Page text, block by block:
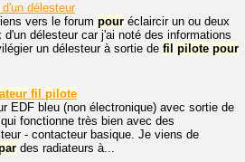
d'un délesteur
vers le forum pour éclaircir un ou deux
délesteur car j'ai noté des informations
un délesteur à sortie de fil pilote pour
fil pilote
EDF bleu (non électronique) avec sortie de
qui fonctionne très bien avec des
- contacteur basique. Je viens de
des radiateurs à...